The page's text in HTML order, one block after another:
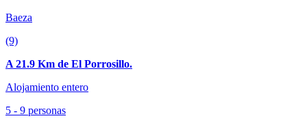
Baeza
(9)
A 21.9 Km de El Porrosillo.
Alojamiento entero
5 - 9 personas